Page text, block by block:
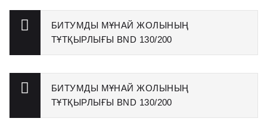
БИТУМДЫ МҰНАЙ ЖОЛЫНЫҢ
ТҰТҚЫРЛЫҒЫ BND 130/200
БИТУМДЫ МҰНАЙ ЖОЛЫНЫҢ
ТҰТҚЫРЛЫҒЫ BND 130/200